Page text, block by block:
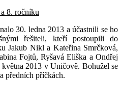
8. ročníku
30. ledna 2013 a účastnili se ho
řešiteli, kteří postoupili do
Jakub Nikl a Kateřina Smrčková,
Fojtů, Ryšavá Eliška a Ondřej
2013 v Uničově. Bohužel se
předních příčkách.